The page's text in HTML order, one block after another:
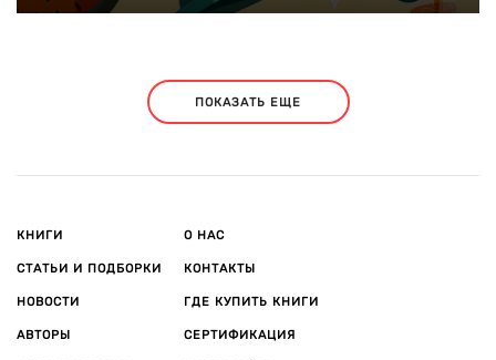
ПОКАЗАТЬ ЕЩЕ
КНИГИ
СТАТЬИ И ПОДБОРКИ
НОВОСТИ
АВТОРЫ
О НАС
КОНТАКТЫ
ГДЕ КУПИТЬ КНИГИ
СЕРТИФИКАЦИЯ